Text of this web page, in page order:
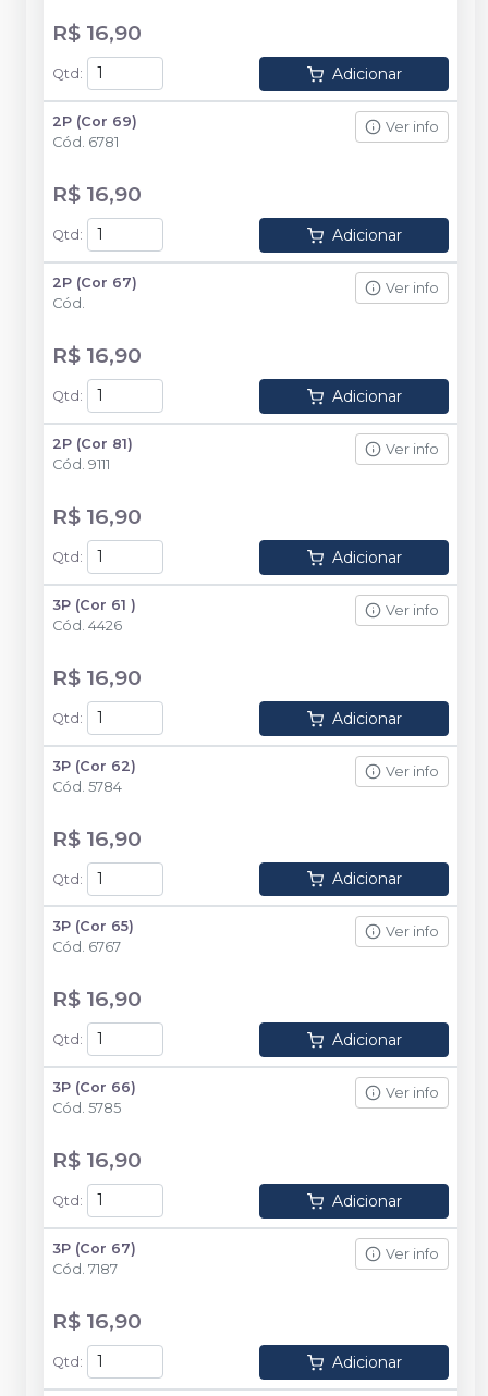
R$ 16,90
Qtd : Adicionar
2P (Cor 69)
Cód. 6781
Ver info
R$ 16,90
Qtd : Adicionar
2P (Cor 67)
Cód.
Ver info
R$ 16,90
Qtd : Adicionar
2P (Cor 81)
Cód. 9111
Ver info
R$ 16,90
Qtd : Adicionar
3P (Cor 61 )
Cód. 4426
Ver info
R$ 16,90
Qtd : Adicionar
3P (Cor 62)
Cód. 5784
Ver info
R$ 16,90
Qtd: Adicionar
3P (Cor 65)
Cód. 6767
Ver info
R$ 16,90
Qtd : Adicionar
3P (Cor 66)
Cód. 5785
Ver info
R$ 16,90
Qtd : Adicionar
3P (Cor 67)
Cód. 7187
Ver info
R$ 16,90
Qtd : Adicionar